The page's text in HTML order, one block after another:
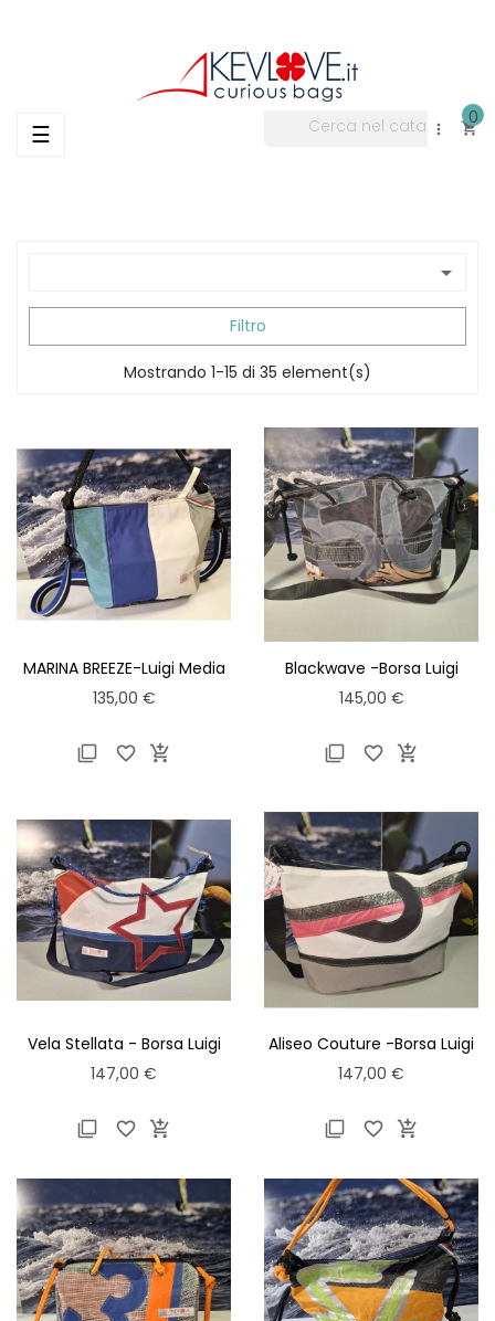
 
0
navigazione
☰

Filtro
Mostrando 1-15 di 35 element(s)
MARINA BREEZE-Luigi Media
-
Prezzo
135,00 €
  
Blackwave -Borsa Luigi
Normal-
Prezzo
145,00 €
  
Vela Stellata - Borsa Luigi
Normal-
Prezzo
147,00 €
  
Aliseo Couture -Borsa Luigi
Normal-
Prezzo
147,00 €
  